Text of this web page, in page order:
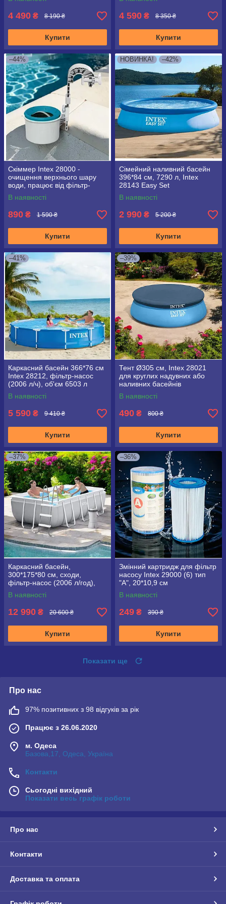
4 490 ₴ 8 190 ₴
Купити
4 590 ₴ 8 350 ₴
Купити
–44%
Скіммер Intex 28000 -
очищення верхнього шару
води, працює від фільтр-
насоса 3785 л/год і вище,
довжина шланга 0.8 м
В наявності
890 ₴ 1 590 ₴
Купити
НОВИНКА! –42%
Сімейний наливний басейн
396*84 см, 7290 л, Intex
28143 Easy Set
В наявності
2 990 ₴ 5 200 ₴
Купити
–41%
Каркасний басейн 366*76 см
Intex 28212, фільтр-насос
(2006 л/ч), об'єм 6503 л
В наявності
5 590 ₴ 9 410 ₴
Купити
–39%
Тент Ø305 см, Intex 28021
для круглих надувних або
наливних басейнів
В наявності
490 ₴ 800 ₴
Купити
–37%
Каркасний басейн,
300*175*80 см, сходи,
фільтр-насос (2006 л/год),
Intex 26784
В наявності
12 990 ₴ 20 600 ₴
Купити
–36%
Змінний картридж для фільтр
насосу Intex 29000 (6) тип
"А", 20*10,9 см
В наявності
249 ₴ 390 ₴
Купити
Показати ще
Про нас
97% позитивних з 98 відгуків за рік
Працює з 26.06.2020
м. Одеса
Базова,17, Одеса, Україна
Контакти
Сьогодні вихідний
Показати весь графік роботи
Про нас
Контакти
Доставка та оплата